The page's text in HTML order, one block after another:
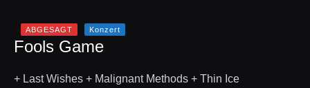
ABGESAGT Konzert
Fools Game
+ Last Wishes + Malignant Methods + Thin Ice